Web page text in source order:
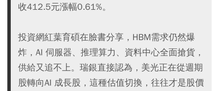
收412.5元漲幅0.61%。
投資網紅葉育碩在臉書分享，HBM需求仍然爆
炸，AI 伺服器、推理算力、資料中心全面搶貨，
供給又追不上。瑞銀直接認為，美光正在從週期
股轉向AI 成長股，這種估值切換，往往才是股價